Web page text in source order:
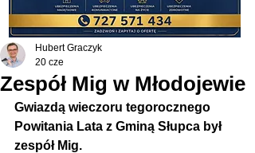
Zespół Mig w Młodojewie
Hubert Graczyk
20 cze
Gwiazdą wieczoru tegorocznego
Powitania Lata z Gminą Słupca był
zespół Mig.